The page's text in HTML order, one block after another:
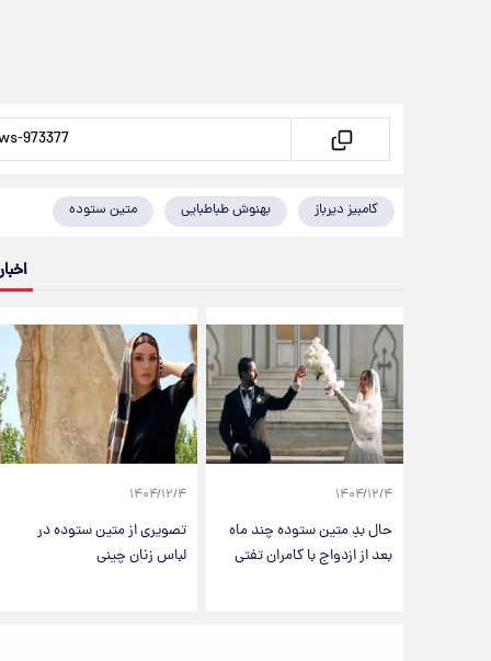
کامبیز دیرباز بهنوش طباطبایی متین ستوده
۱۴۰۴/۱۲/۴
حال بدِ متین ستوده چند ماه
بعد از ازدواج با کامران تفتی
۱۴۰۴/۱۲/۴
تصویری از متین ستوده در
لباس زنان چینی